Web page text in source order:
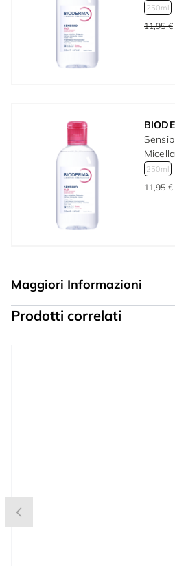
250ml
11,95 €
250ml
11,95 €
Maggiori Informazioni
Prodotti correlati